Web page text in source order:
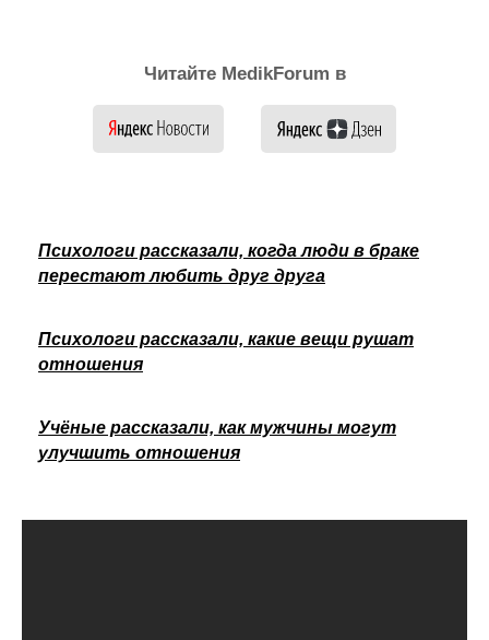
Читайте MedikForum в
Психологи рассказали, когда люди в браке
перестают любить друг друга
Психологи рассказали, какие вещи рушат
отношения
Учёные рассказали, как мужчины могут
улучшить отношения